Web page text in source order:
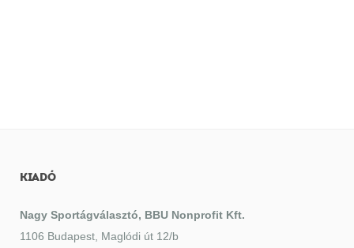
KIADÓ
Nagy Sportágválasztó, BBU Nonprofit Kft.
1106 Budapest, Maglódi út 12/b